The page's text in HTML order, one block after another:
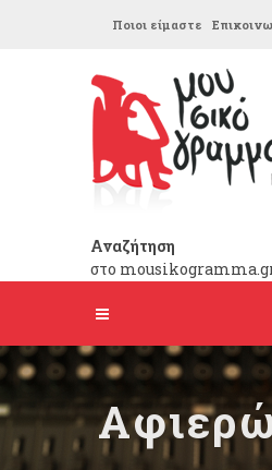
Ποιοι είμαστε
Αναζήτηση
στο